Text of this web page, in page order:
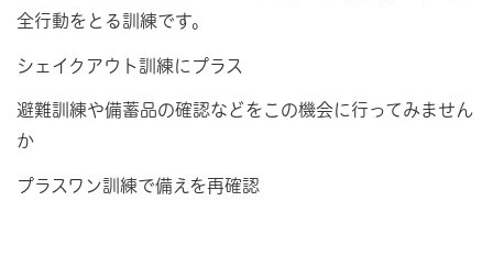
全行動をとる訓練です。
シェイクアウト訓練にプラス
避難訓練や備蓄品の確認などをこの機会に行ってみません
か
プラスワン訓練で備えを再確認